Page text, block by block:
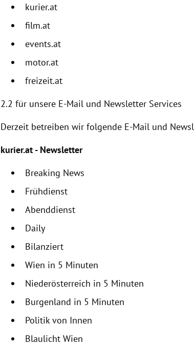
kurier.at
film.at
events.at
motor.at
freizeit.at
2.2für unsere E-Mail und Newsletter Services
Derzeit betreiben wir folgende E-Mail und
kurier.at - Newsletter
Breaking News
Frühdienst
Abenddienst
Daily
Bilanziert
Wien in 5 Minuten
Niederösterreich in 5 Minuten
Burgenland in 5 Minuten
Politik von Innen
Blaulicht Wien